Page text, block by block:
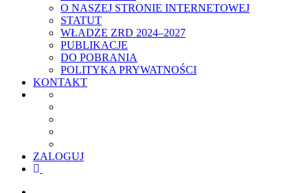
O NASZEJ STRONIE INTERNETOWEJ
STATUT
WŁADZE ZRD 2024–2027
PUBLIKACJE
DO POBRANIA
POLITYKA PRYWATNOŚCI
KONTAKT
ZALOGUJ
facebook